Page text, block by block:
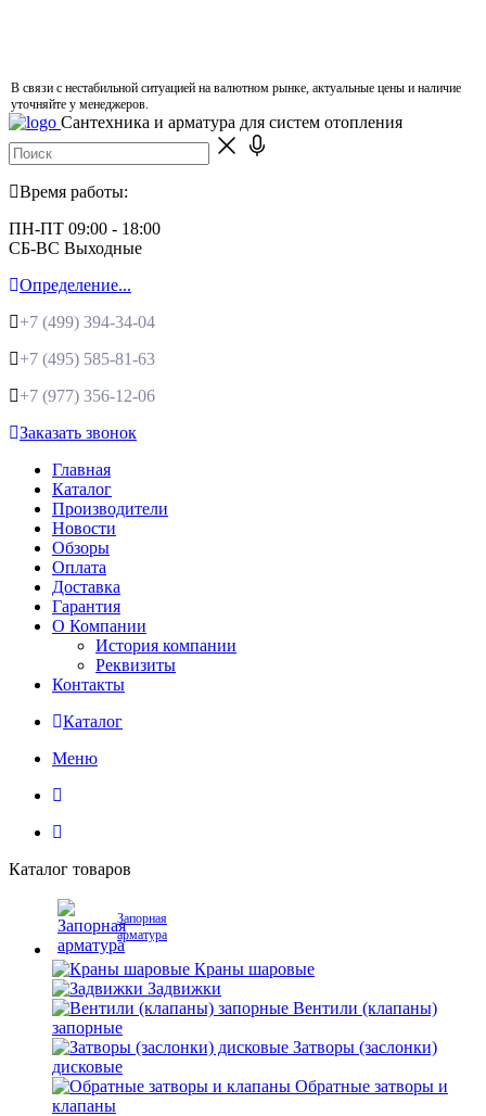
В связи с нестабильной ситуацией на валютном рынке, актуальные цены и наличие
уточняйте у менеджеров.
Сантехника и арматура для систем отопления
Время работы:
ПН-ПТ 09:00 - 18:00
СБ-ВС Выходные
Определение...
+7 (499) 394-34-04
+7 (495) 585-81-63
+7 (977) 356-12-06
Заказать звонок
Главная
Каталог
Производители
Новости
Обзоры
Оплата
Доставка
Гарантия
О Компании
История компании
Реквизиты
Контакты
Каталог
Меню
Каталог товаров
Запорная
арматура
Краны шаровые
Задвижки
Вентили (клапаны)
запорные
Затворы (заслонки)
дисковые
Обратные затворы и
клапаны